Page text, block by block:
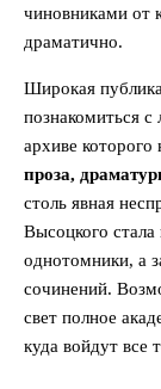
чиновниками от
драматично.
Широкая
познакомиться
архиве которого
проза,
столь явная
Высоцкого стала
однотомники, а
сочинений.
свет полное
куда войдут все